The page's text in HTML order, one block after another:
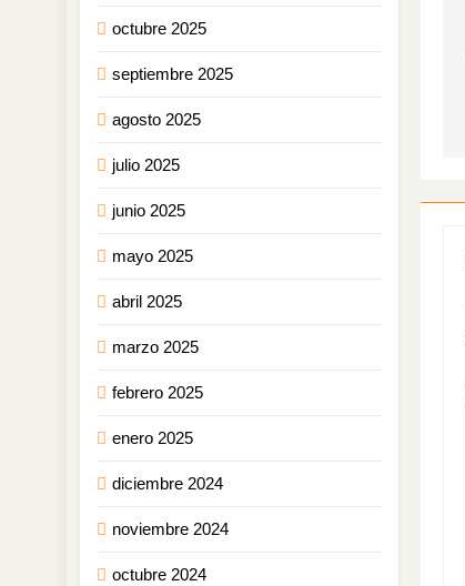
octubre 2025
septiembre 2025
agosto 2025
julio 2025
junio 2025
mayo 2025
abril 2025
marzo 2025
febrero 2025
enero 2025
diciembre 2024
noviembre 2024
octubre 2024